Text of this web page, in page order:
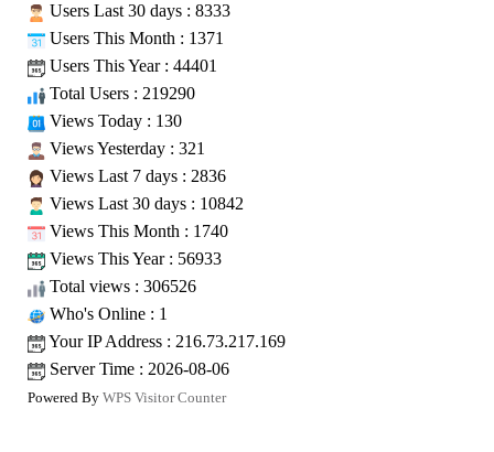
Users Last 30 days : 8333
Users This Month : 1371
Users This Year : 44401
Total Users : 219290
Views Today : 130
Views Yesterday : 321
Views Last 7 days : 2836
Views Last 30 days : 10842
Views This Month : 1740
Views This Year : 56933
Total views : 306526
Who's Online : 1
Your IP Address : 216.73.217.169
Server Time : 2026-08-06
Powered By WPS Visitor Counter